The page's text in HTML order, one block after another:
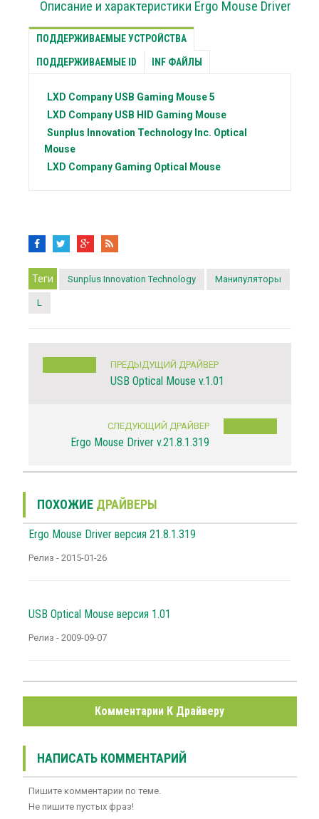
Описание и характеристики Ergo Mouse Driver
ПОДДЕРЖИВАЕМЫЕ УСТРОЙСТВА
ПОДДЕРЖИВАЕМЫЕ ID INF ФАЙЛЫ
LXD Company USB Gaming Mouse 5
LXD Company USB HID Gaming Mouse
Sunplus Innovation Technology Inc. Optical
Mouse
LXD Company Gaming Optical Mouse
Теги Sunplus Innovation Technology Манипуляторы
L
ПРЕДЫДУЩИЙ ДРАЙВЕР
USB Optical Mouse v.1.01
СЛЕДУЮЩИЙ ДРАЙВЕР
Ergo Mouse Driver v.21.8.1.319
ПОХОЖИЕ ДРАЙВЕРЫ
Ergo Mouse Driver версия 21.8.1.319
Релиз - 2015-01-26
USB Optical Mouse версия 1.01
Релиз - 2009-09-07
Комментарии К Драйверу
НАПИСАТЬ КОММЕНТАРИЙ
Пишите комментарии по теме.
Не пишите пустых фраз!